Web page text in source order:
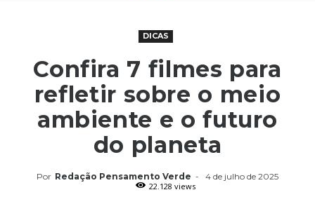
DICAS
Confira 7 filmes para
refletir sobre o meio
ambiente e o futuro
do planeta
Por Redação Pensamento Verde -
4 de julho de 2025
22.128 views